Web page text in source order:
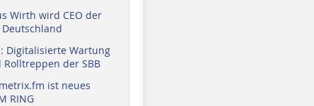
Wirth wird CEO der
Digitalisierte Wartung
der SBB
ist neues
RING